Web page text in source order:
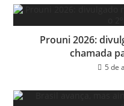
Prouni 2026:
chamada
5 de